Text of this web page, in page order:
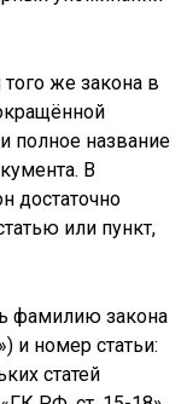
же закона в
полное название
В
достаточно
или пункт,
фамилию закона
и номер статьи:
статей